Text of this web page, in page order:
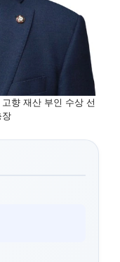
향 재산 부인 수상 선
장